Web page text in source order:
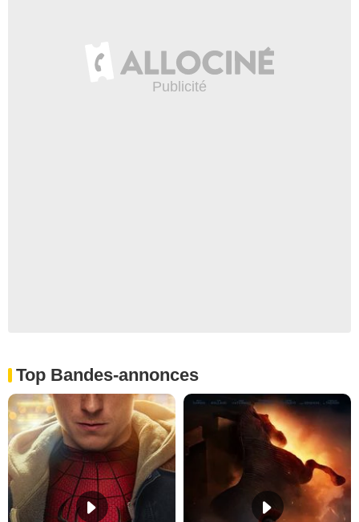
Top Bandes-annonces